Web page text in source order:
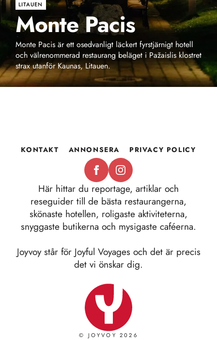
LITAUEN
Monte Pacis
Monte Pacis är ett osedvanligt läckert fyrstjärnigt hotell
och välrenommerad restaurang beläget i Pažaislis klostret
strax utanför Kaunas, Litauen.
KONTAKT ANNONSERA PRIVACY POLICY
Här hittar du reportage, artiklar och
reseguider till de bästa restaurangerna,
skönaste hotellen, roligaste aktiviteterna,
snyggaste butikerna och mysigaste caféerna.
Joyvoy står för Joyful Voyages och det är precis
det vi önskar dig.
© JOYVOY 2026